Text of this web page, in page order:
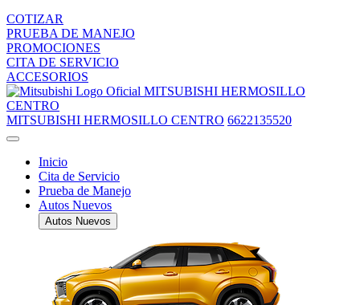
COTIZAR
PRUEBA DE MANEJO
PROMOCIONES
CITA DE SERVICIO
ACCESORIOS
MITSUBISHI HERMOSILLO
CENTRO
MITSUBISHI HERMOSILLO CENTRO 6622135520
Inicio
Cita de Servicio
Prueba de Manejo
Autos Nuevos
Autos Nuevos